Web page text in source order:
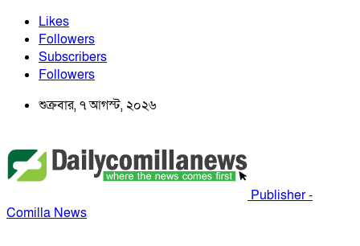
Likes
Followers
Subscribers
Followers
শুক্রবার, ৭ আগস্ট, ২০২৬
Publisher -
Comilla News